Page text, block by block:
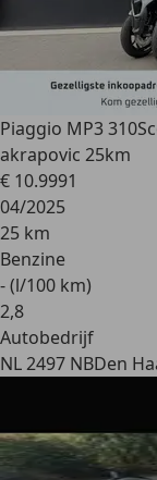
Piaggio MP3 310
akrapovic 25km
€ 10.9991
04/2025
25 km
Benzine
- (l/100 km)
2,8
Autobedrijf
NL 2497 NBDen